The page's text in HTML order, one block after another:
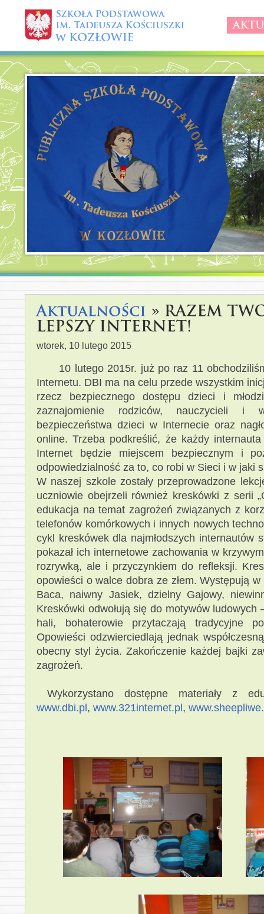
wtorek, 10 lutego 2015
10 lutego 2015r. już po raz 11
Internetu. DBI ma na celu przede wszystkim
rzecz bezpiecznego dostępu dzieci i
zaznajomienie rodziców, nauczycieli i
bezpieczeństwa dzieci w Internecie oraz
online. Trzeba podkreślić, że każdy
Internet będzie miejscem bezpiecznym i
odpowiedzialność za to, co robi w Sieci i w jaki
W naszej szkole zostały przeprowadzone
uczniowie obejrzeli również kreskówki z serii
edukacja na temat zagrożeń związanych z
telefonów komórkowych i innych nowych
cykl kreskówek dla najmłodszych internautów
pokazał ich internetowe zachowania w
rozrywką, ale i przyczynkiem do refleksji.
opowieści o walce dobra ze złem. Występują
Baca, naiwny Jasiek, dzielny Gajowy,
Kreskówki odwołują się do motywów ludowych
hali, bohaterowie przytaczają tradycyjne
Opowieści odzwierciedlają jednak
obecny styl życia. Zakończenie każdej bajki
zagrożeń.
Wykorzystano dostępne materiały z
www.dbi.pl , www.321internet.pl ,